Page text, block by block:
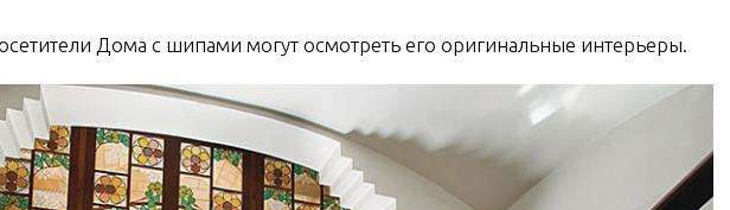
Дома с шипами могут осмотреть его оригинальные интерьеры.